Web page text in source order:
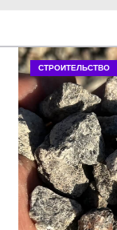
СТРОИТЕЛЬСТВО